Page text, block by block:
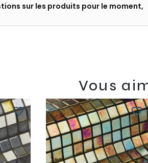
sur les produits pour le moment,
Vous
favorite_border favorite_border